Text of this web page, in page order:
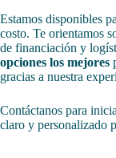
Estamos disponibles
costo. Te orientamos
de financiación y
opciones los mejores
gracias a nuestra
Contáctanos para
claro y personalizado